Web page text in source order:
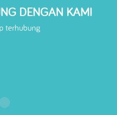
DENGAN KAMI
terhubung